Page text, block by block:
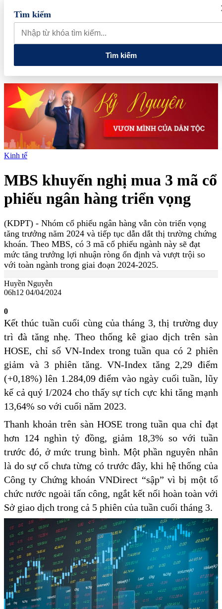
Gia đình Chủ tịch DIC Corp tiếp tục bị bán giải chấp hơn 8 triệu cổ
phiếu, doanh nghiệp mới hoàn thành khoảng 1/4 kế hoạch năm
Giá vàng sáng nay (7/8): Vàng SJC quay đầu giảm sâu
các cơ chế, chính sách đặc thù để thúc đẩy phát triển khu kinh tế đặc
Tìm kiếm
Tìm kiếm
Kinh tế
MBS khuyến nghị mua 3 mã cổ
phiếu ngân hàng triển vọng
(KDPT) - Nhóm cổ phiếu ngân hàng vẫn còn triển vọng
tăng trưởng năm 2024 và tiếp tục dẫn dắt thị trường chứng
khoán. Theo MBS, có 3 mã cổ phiếu ngành này sẽ đạt
mức tăng trưởng lợi nhuận ròng ổn định và vượt trội so
với toàn ngành trong giai đoạn 2024-2025.
Huyền Nguyễn
06h12 04/04/2024
0
Kết thúc tuần cuối cùng của tháng 3, thị trường duy
trì đà tăng nhẹ. Theo thống kê giao dịch trên sàn
HOSE, chỉ số VN-Index trong tuần qua có 2 phiên
giảm và 3 phiên tăng. VN-Index tăng 2,29 điểm
(+0,18%) lên 1.284,09 điểm vào ngày cuối tuần, lũy
kế cả quý I/2024 cho thấy sự tích cực khi tăng mạnh
13,64% so với cuối năm 2023.
Thanh khoản trên sàn HOSE trong tuần qua chỉ đạt
hơn 124 nghìn tỷ đồng, giảm 18,3% so với tuần
trước đó, ở mức trung bình. Một phần nguyên nhân
là do sự cố chưa từng có trước đây, khi hệ thống của
Công ty Chứng khoán VNDirect “sập” vì bị một tổ
chức nước ngoài tấn công, ngắt kết nối hoàn toàn với
Sở giao dịch trong cả 5 phiên của tuần cuối tháng 3.